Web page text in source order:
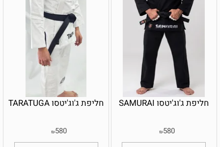
חליפת ג'וג'יטסו SAMURAI
₪580
חליפת ג'וג'יטסו TARATUGA
₪580